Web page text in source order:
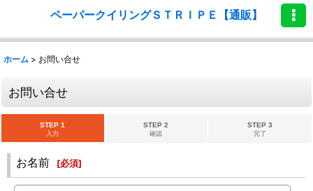
ペーパークイリングＳＴＲＩＰＥ【通販】
ホーム > お問い合せ
お問い合せ
STEP 1
入力
STEP 2
確認
STEP 3
完了
お名前 [必須]